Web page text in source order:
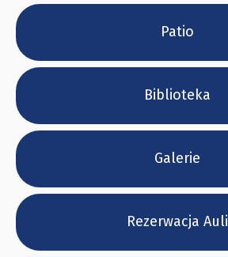
Patio
Biblioteka
Galerie
Rezerwacja Auli